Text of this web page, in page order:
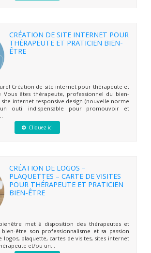
CRÉATION DE SITE INTERNET POUR
THÉRAPEUTE ET PRATICIEN BIEN-
ÊTRE
Création de site internet pour thérapeute et
Vous êtes thérapeute, professionnel du bien-
site internet responsive design (nouvelle norme
outil indispensable pour promouvoir et
Cliquez ici
CRÉATION DE LOGOS –
PLAQUETTES – CARTE DE VISITES
POUR THÉRAPEUTE ET PRATICIEN
BIEN-ÊTRE
bienêtre met à disposition des thérapeutes et
être son professionnalisme et sa passion
logos, plaquette, cartes de visites, sites internet
et/ou un...